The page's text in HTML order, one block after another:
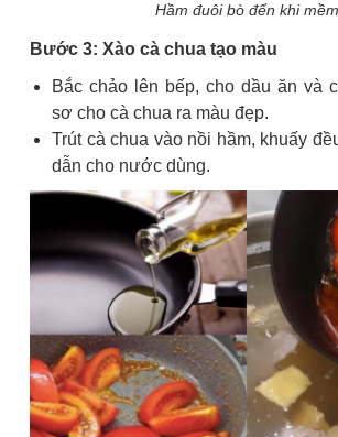
Hầm đuôi bò đến khi mềm
Bước 3: Xào cà chua tạo màu
Bắc chảo lên bếp, cho dầu ăn và
sơ cho cà chua ra màu đẹp.
Trút cà chua vào nồi hầm, khuấy
dẫn cho nước dùng.